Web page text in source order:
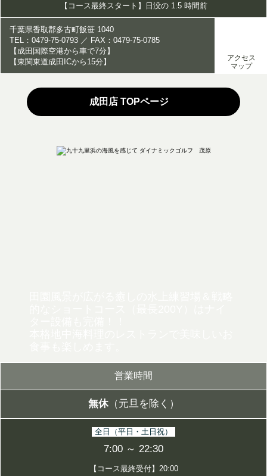
【コース最終スタート】日没の 1.5 時間前
千葉県香取郡多古町飯笹 1040
TEL：0479-75-0793 ／ FAX：0479-75-0785
【成田国際空港から車で7分】
【東関東道成田ICから15分】
アクセス
マップ
成田店 TOPページ
営業時間
無休（元旦を除く）
全日（平日・土日祝）
7:00 ～ 22:30
【コース最終受付】20:00